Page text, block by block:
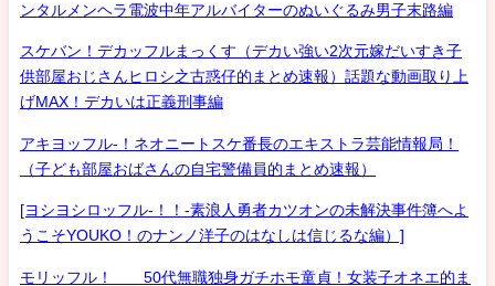
ンタルメンヘラ電波中年アルバイターのぬいぐるみ男子末路編
スケバン！デカッフルまっくす（デカい強い2次元嫁だいすき子
供部屋おじさんヒロシ之古惑仔的まとめ速報）話題な動画取り上
げMAX！デカいは正義刑事編
アキヨッフル-！ネオニートスケ番長のエキストラ芸能情報局！
（子ども部屋おばさんの自宅警備員的まとめ速報）
[ヨシヨシロッフル-！！-素浪人勇者カツオンの未解決事件簿へよ
うこそYOUKO！のナンノ洋子のはなしは信じるな編）]
モリッフル！ 50代無職独身ガチホモ童貞！女装子オネエ的ま